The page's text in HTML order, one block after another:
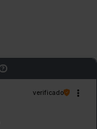
?
verificado